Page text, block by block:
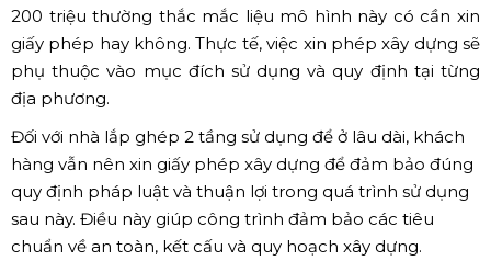
200 triệu thường thắc mắc liệu mô hình này có cần xin
giấy phép hay không. Thực tế, việc xin phép xây dựng sẽ
phụ thuộc vào mục đích sử dụng và quy định tại từng
địa phương.
Đối với nhà lắp ghép 2 tầng sử dụng để ở lâu dài, khách
hàng vẫn nên xin giấy phép xây dựng để đảm bảo đúng
quy định pháp luật và thuận lợi trong quá trình sử dụng
sau này. Điều này giúp công trình đảm bảo các tiêu
chuẩn về an toàn, kết cấu và quy hoạch xây dựng.